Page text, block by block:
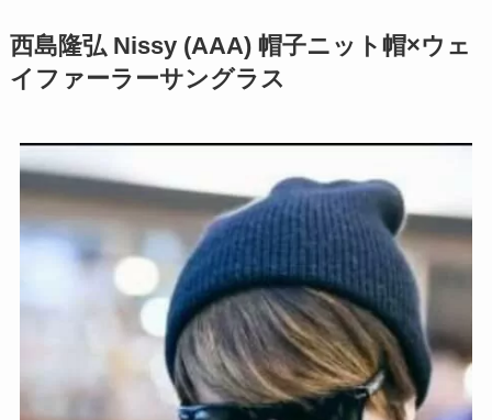
西島隆弘 Nissy (AAA) 帽子ニット帽×ウェ
イファーラーサングラス